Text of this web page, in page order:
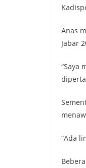
Anas
Jabar
“Saya
“Ada